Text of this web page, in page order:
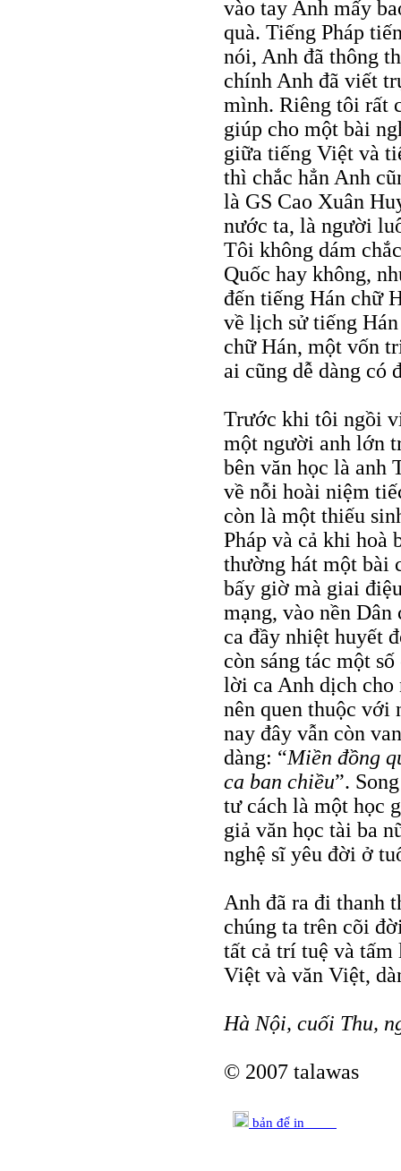
vào tay Anh mấy
quà. Tiếng Pháp
nói, Anh đã thông
chính Anh đã viết
mình. Riêng tôi rất
giúp cho một bài
giữa tiếng Việt và
thì chắc hẳn Anh
là GS Cao Xuân
nước ta, là người
Tôi không dám
Quốc hay không,
đến tiếng Hán chữ
về lịch sử tiếng
chữ Hán, một vốn
ai cũng dễ dàng có
Trước khi tôi ngồi
một người anh lớn
bên văn học là anh
về nỗi hoài niệm
còn là một thiếu
Pháp và cả khi hoà
thường hát một bài
bấy giờ mà giai
mạng, vào nền
ca đầy nhiệt huyết
còn sáng tác một
lời ca Anh dịch cho
nên quen thuộc với
nay đây vẫn còn
dàng: “Miền đồng
ca ban chiều”.
tư cách là một học
giả văn học tài ba
nghệ sĩ yêu đời ở
Anh đã ra đi thanh
chúng ta trên cõi
tất cả trí tuệ và tấm
Việt và văn Việt,
Hà Nội, cuối Thu,
© 2007 talawas
bản để in